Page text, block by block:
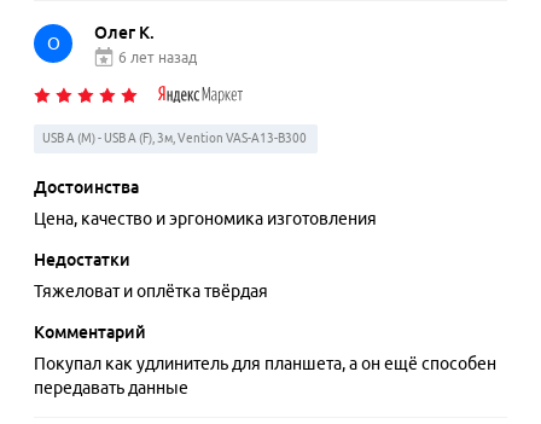
О
Олег К.
6 лет назад
USB A (M) - USB A (F), 3м, Vention VAS-A13-B300
Достоинства
Цена, качество и эргономика изготовления
Недостатки
Тяжеловат и оплётка твёрдая
Комментарий
Покупал как удлинитель для планшета, а он ещё способен
передавать данные